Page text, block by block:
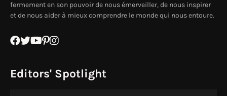
fermement en son pouvoir de nous émerveiller, de nous inspirer
et de nous aider à mieux comprendre le monde qui nous entoure.
Editors' Spotlight